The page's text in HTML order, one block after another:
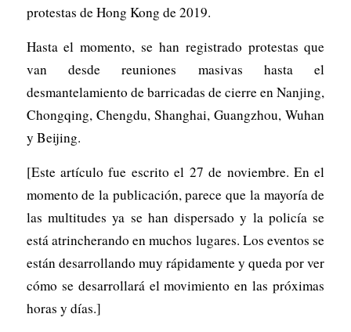
protestas de Hong Kong de 2019.
Hasta el momento, se han registrado protestas que
van desde reuniones masivas hasta el
desmantelamiento de barricadas de cierre en Nanjing,
Chongqing, Chengdu, Shanghai, Guangzhou, Wuhan
y Beijing.
[Este artículo fue escrito el 27 de noviembre. En el
momento de la publicación, parece que la mayoría de
las multitudes ya se han dispersado y la policía se
está atrincherando en muchos lugares. Los eventos se
están desarrollando muy rápidamente y queda por ver
cómo se desarrollará el movimiento en las próximas
horas y días.]